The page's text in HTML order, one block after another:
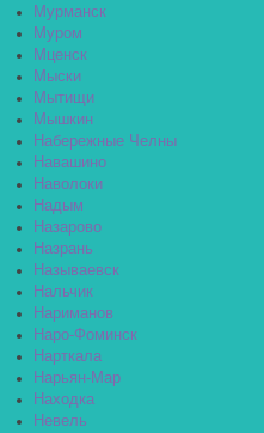
Мурманск
Муром
Мценск
Мыски
Мытищи
Мышкин
Набережные Челны
Навашино
Наволоки
Надым
Назарово
Назрань
Называевск
Нальчик
Нариманов
Наро-Фоминск
Нарткала
Нарьян-Мар
Находка
Невель